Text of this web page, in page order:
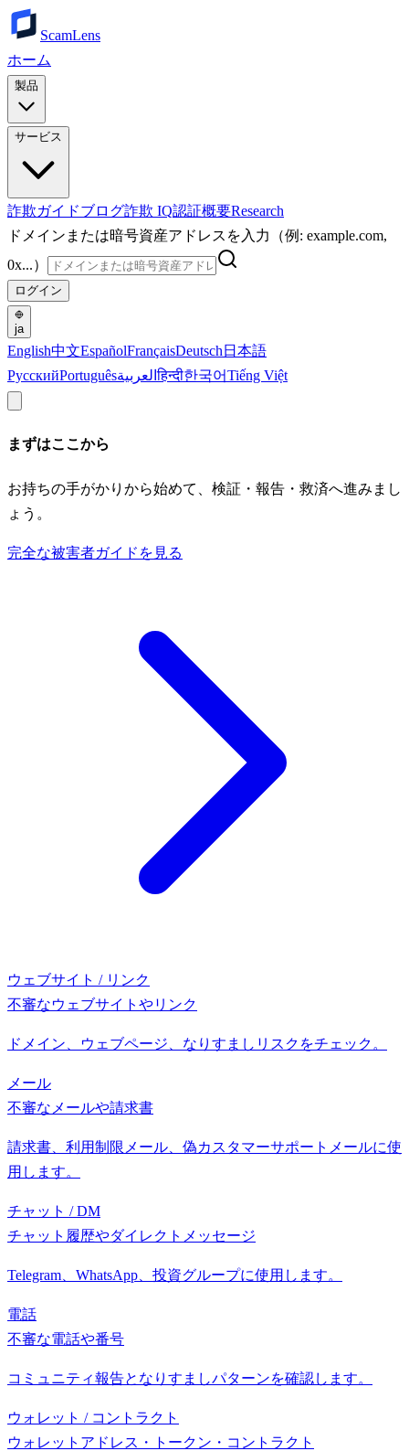
ScamLens
ホーム
製品
サービス
詐欺ガイドブログ詐欺 IQ認証概要Research
ドメインまたは暗号資産アドレスを入力（例: example.com,
0x...）
ログイン
ja
English中文EspañolFrançaisDeutsch 日本語
РусскийPortuguêsالعربيةहिन्दी한국어Tiếng Việt
まずはここから
お持ちの手がかりから始めて、検証・報告・救済へ進みまし
ょう。
完全な被害者ガイドを見る
ウェブサイト / リンク
不審なウェブサイトやリンク
ドメイン、ウェブページ、なりすましリスクをチェック。
メール
不審なメールや請求書
請求書、利用制限メール、偽カスタマーサポートメールに使
用します。
チャット / DM
チャット履歴やダイレクトメッセージ
Telegram、WhatsApp、投資グループに使用します。
電話
不審な電話や番号
コミュニティ報告となりすましパターンを確認します。
ウォレット / コントラクト
ウォレットアドレス・トークン・コントラクト